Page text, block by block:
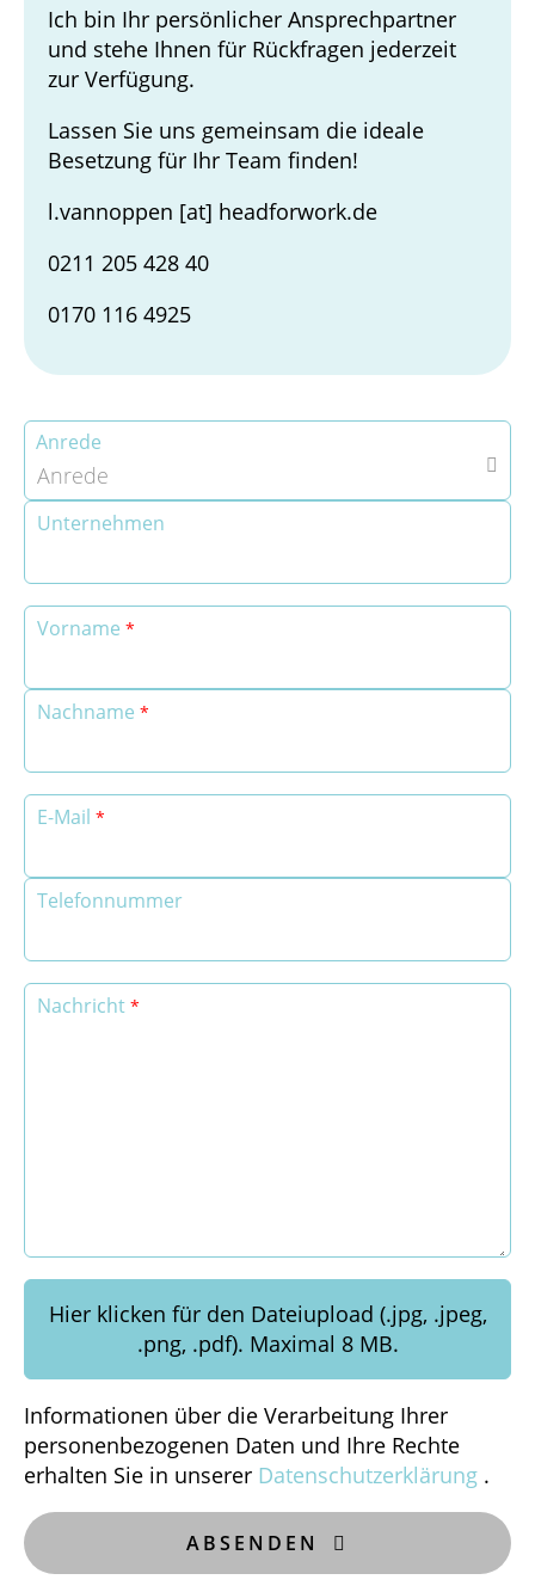
Ich bin Ihr persönlicher Ansprechpartner
und stehe Ihnen für Rückfragen jederzeit
zur Verfügung.
Lassen Sie uns gemeinsam die ideale
Besetzung für Ihr Team finden!
l.vannoppen [at] headforwork.de
0211 205 428 40
0170 116 4925
Anrede
Anrede 
Unternehmen
Vorname
Nachname
E-Mail
Telefonnummer
Nachricht
Hier klicken für den Dateiupload (.jpg, .jpeg,
.png, .pdf). Maximal 8 MB.
Informationen über die Verarbeitung Ihrer
personenbezogenen Daten und Ihre Rechte
erhalten Sie in unserer Datenschutzerklärung .
ABSENDEN 